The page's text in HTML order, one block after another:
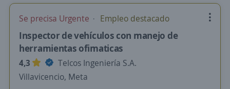
Se precisa Urgente Empleo destacado
Inspector de vehículos con manejo de
herramientas ofimaticas
4,3
Telcos Ingeniería S.A.
Villavicencio, Meta